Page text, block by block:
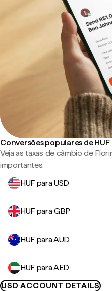
Conversões populares de HUF
Veja as taxas de câmbio de
importantes.
HUF para USD
HUF para GBP
HUF para AUD
HUF para AED
USD ACCOUNT DETAILS